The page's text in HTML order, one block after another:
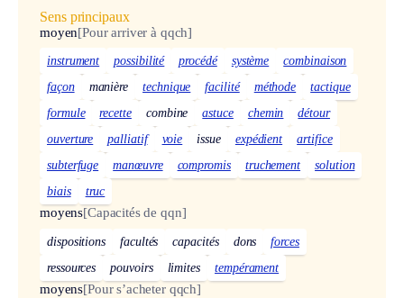
Sens principaux
moyen[Pour arriver à qqch]
instrument possibilité procédé système
combinaison
façon
manière technique facilité méthode
tactique
formule
recette combine astuce chemin
détour
ouverture
palliatif voie issue expédient
artifice
subterfuge
manœuvre compromis truchement
solution
biais
truc
moyens[Capacités de qqn]
dispositions facultés capacités dons
forces
ressources
pouvoirs limites tempérament
moyens[Pour s’acheter qqch]